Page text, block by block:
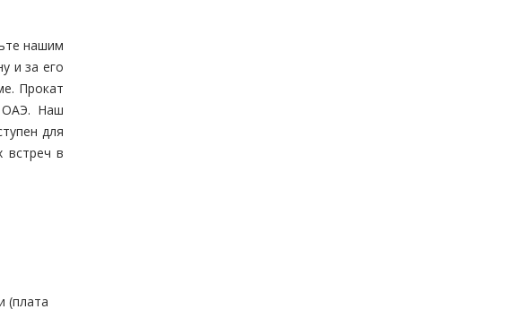
нашим
и за его
Прокат
ОАЭ. Наш
для
встреч в
(плата